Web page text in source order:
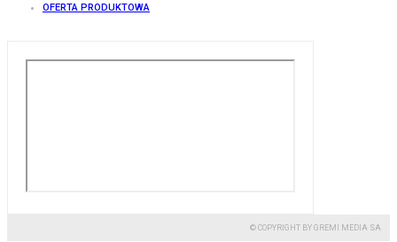
OFERTA PRODUKTOWA
© COPYRIGHT BY GREMI MEDIA SA